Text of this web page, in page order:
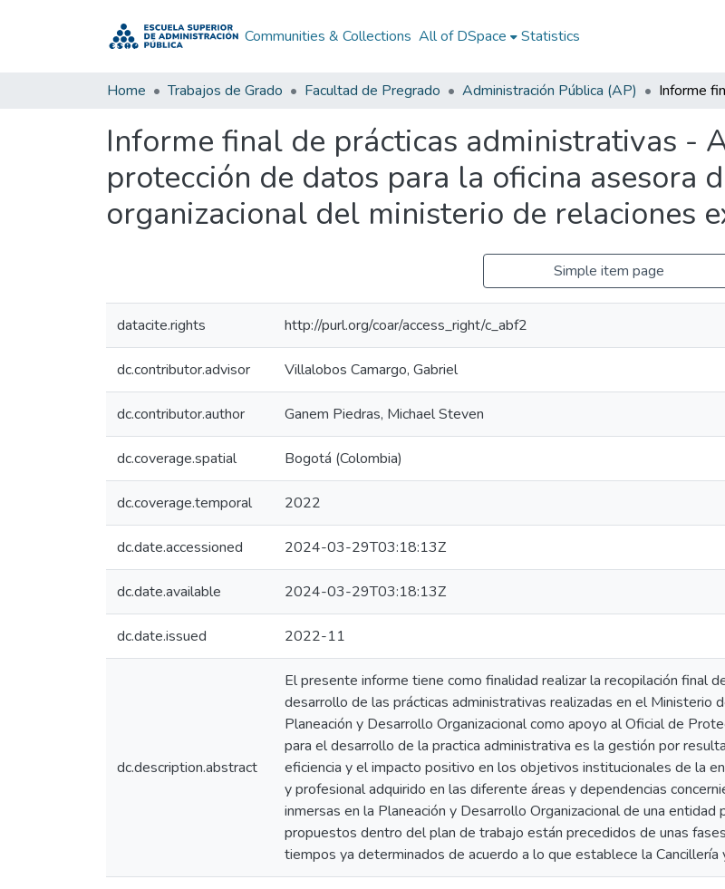
Communities & Collections All of DSpace Statistics
Home Trabajos de Grado Facultad de Pregrado Administración Pública (AP)
Informe final de prácticas administrativas -
protección de datos para la oficina asesora
organizacional del ministerio de relaciones
Simple item page
datacite.rights http://purl.org/coar/access_right/c_abf2
dc.contributor.advisor Villalobos Camargo, Gabriel
dc.contributor.author Ganem Piedras, Michael Steven
dc.coverage.spatial Bogotá (Colombia)
dc.coverage.temporal 2022
dc.date.accessioned 2024-03-29T03:18:13Z
dc.date.available 2024-03-29T03:18:13Z
dc.date.issued 2022-11
dc.description.abstract
El presente informe tiene como finalidad realizar la recopilación final
desarrollo de las prácticas administrativas realizadas en el Ministerio
Planeación y Desarrollo Organizacional como apoyo al Oficial de
para el desarrollo de la practica administrativa es la gestión por
eficiencia y el impacto positivo en los objetivos institucionales de la
y profesional adquirido en las diferente áreas y dependencias
inmersas en la Planeación y Desarrollo Organizacional de una
propuestos dentro del plan de trabajo están precedidos de unas
tiempos ya determinados de acuerdo a lo que establece la